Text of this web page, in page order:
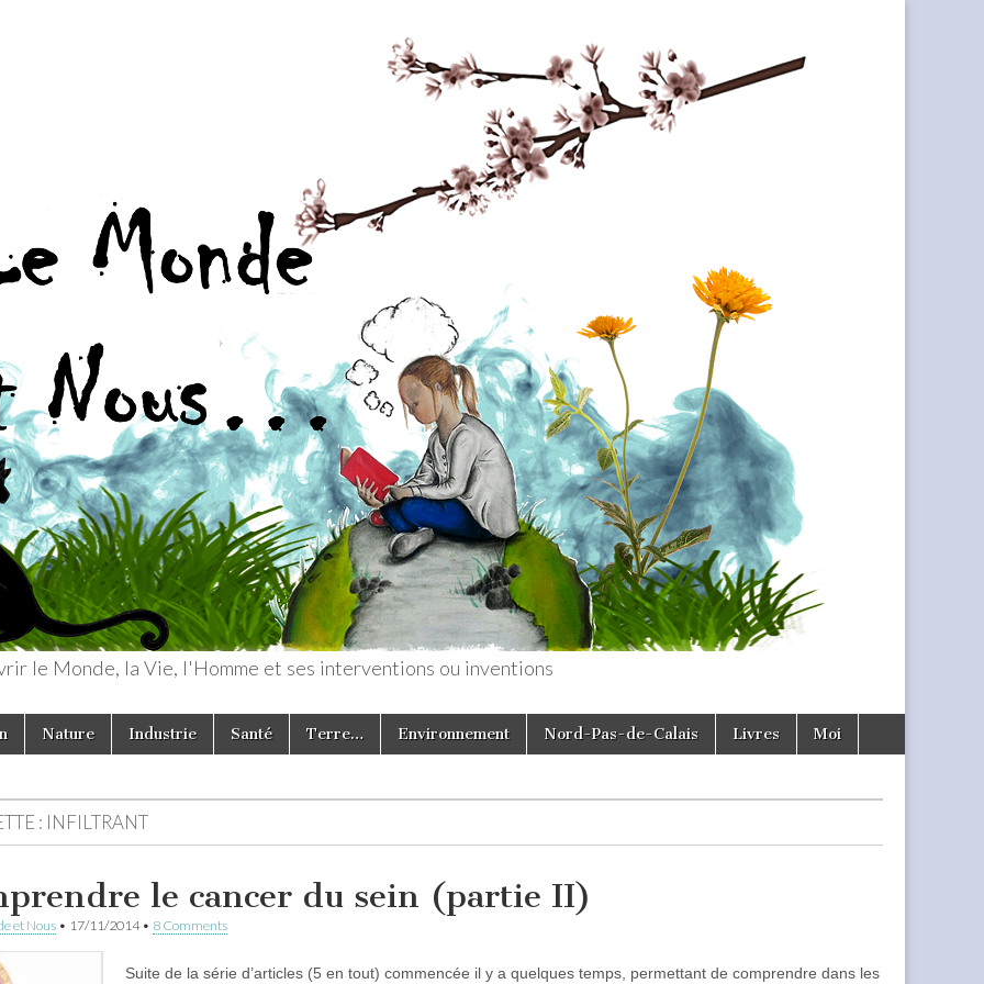
le Monde, la Vie, l'Homme et ses interventions ou inventions
Nature Industrie Santé Terre… Environnement Nord-Pas-de-Calais Livres Moi
: INFILTRANT
le cancer du sein (partie II)
et Nous • 17/11/2014• 8 Comments
Suite de la série d’articles (5 en tout) commencée il y a quelques temps, permettant de comprendre dans les